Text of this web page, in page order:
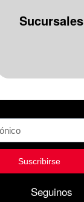
Sucursales
Suscribirse
Seguinos